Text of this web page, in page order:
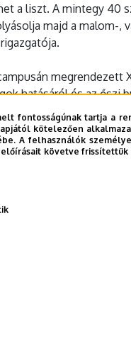
a liszt. A mintegy 40
majd a malom-,
megrendezett
hatásáról és az őszi
a DE Agrár
Telepén az
fontosságúnak tartja a
napjától kötelezően
A felhasználók
előírásait követve